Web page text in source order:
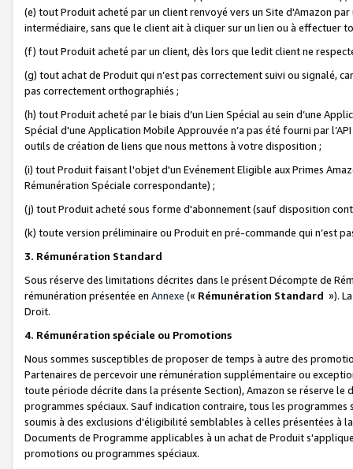
(e) tout Produit acheté par un client renvoyé vers un Site d'Amazon
intermédiaire, sans que le client ait à cliquer sur un lien ou à
(f) tout Produit acheté par un client, dès lors que ledit client ne
(g) tout achat de Produit qui n’est pas correctement suivi ou signalé,
pas correctement orthographiés ;
(h) tout Produit acheté par le biais d’un Lien Spécial au sein d’une
Spécial d'une Application Mobile Approuvée n’a pas été fourni par
outils de création de liens que nous mettons à votre disposition ;
(i) tout Produit faisant l'objet d'un Evénement Eligible aux Primes
Rémunération Spéciale correspondante) ;
(j) tout Produit acheté sous forme d'abonnement (sauf disposition
(k) toute version préliminaire ou Produit en pré-commande qui n’est
3. Rémunération Standard
Sous réserve des limitations décrites dans le présent Décompte de
rémunération présentée en Annexe (« Rémunération Standard »).
Droit.
4. Rémunération spéciale ou Promotions
Nous sommes susceptibles de proposer de temps à autre des
Partenaires de percevoir une rémunération supplémentaire ou
toute période décrite dans la présente Section), Amazon se réserve
programmes spéciaux. Sauf indication contraire, tous les
soumis à des exclusions d'éligibilité semblables à celles présentées à
Documents de Programme applicables à un achat de Produit
promotions ou programmes spéciaux.